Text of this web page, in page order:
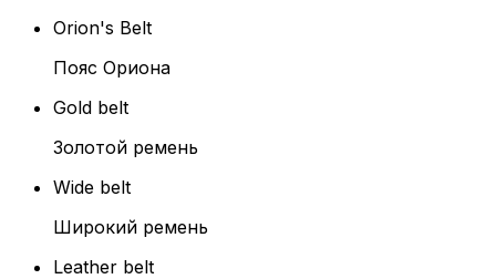
Orion's Belt
Пояс Ориона
Gold belt
Золотой ремень
Wide belt
Широкий ремень
Leather belt